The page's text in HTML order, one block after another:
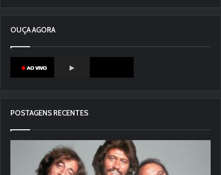
OUÇA AGORA
POSTAGENS RECENTES